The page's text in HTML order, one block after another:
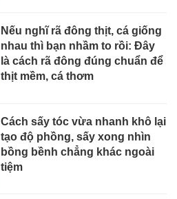
Nếu nghĩ rã đông thịt, cá giống
nhau thì bạn nhầm to rồi: Đây
là cách rã đông đúng chuẩn để
thịt mềm, cá thơm
Cách sấy tóc vừa nhanh khô lại
tạo độ phồng, sấy xong nhìn
bồng bềnh chẳng khác ngoài
tiệm